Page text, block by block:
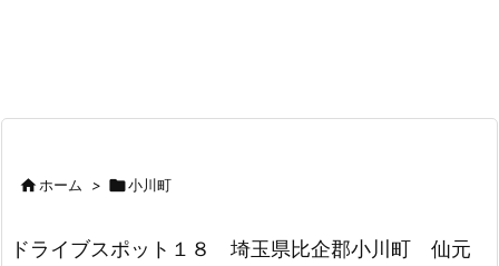
ホーム > 小川町
ドライブスポット１８ 埼玉県比企郡小川町 仙元